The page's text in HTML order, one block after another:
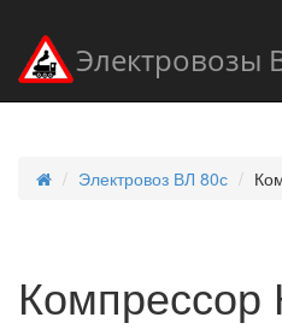
Электровозы
Электровоз ВЛ 80с
Компрессор